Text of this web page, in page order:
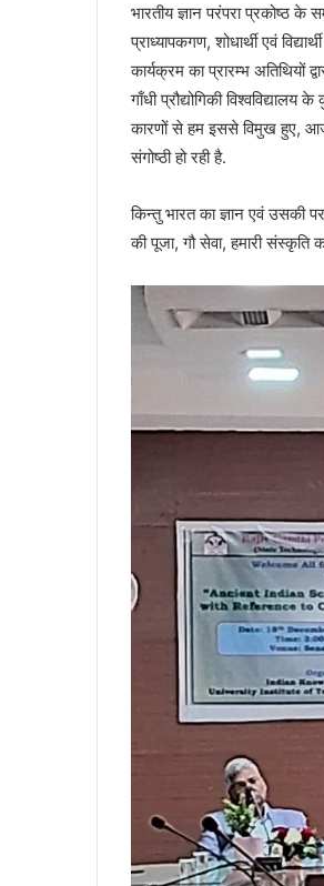
भारतीय ज्ञान परंपरा प्रकोष्ठ
प्राध्यापकगण, शोधार्थी एवं
कार्यक्रम का प्रारम्भ अतिथियों
गाँधी प्रौद्योगिकी
कारणों से हम इससे विमुख हुए, आज
संगोष्ठी हो रही है.
किन्तु भारत का ज्ञान एवं उसकी
की पूजा, गौ सेवा, हमारी संस्कृति